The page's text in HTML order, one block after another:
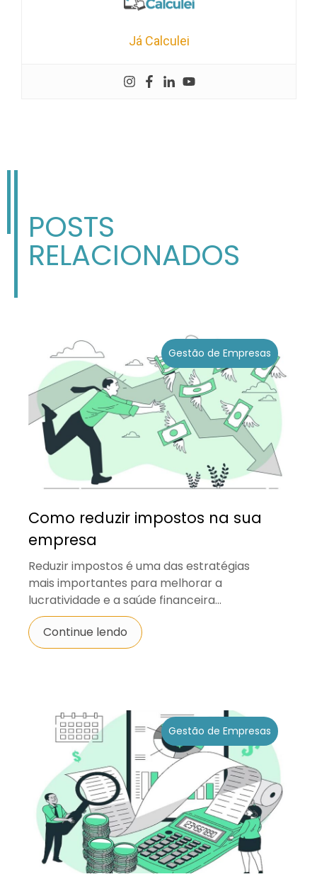
Já Calculei
POSTS
RELACIONADOS
Gestão de Empresas
Como reduzir impostos na sua
empresa
Reduzir impostos é uma das estratégias
mais importantes para melhorar a
lucratividade e a saúde financeira...
Continue lendo
Gestão de Empresas